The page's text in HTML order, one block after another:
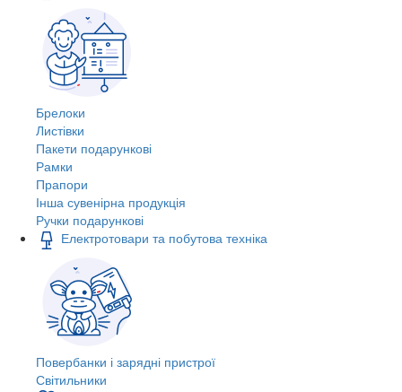
Брелоки
Листівки
Пакети подарункові
Рамки
Прапори
Інша сувенірна продукція
Ручки подарункові
Електротовари та побутова техніка
Повербанки і зарядні пристрої
Світильники